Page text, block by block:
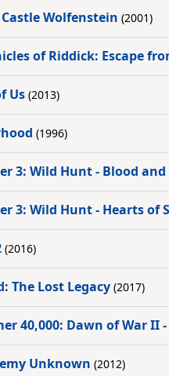
Wolfenstein (2001)
of Riddick: Escape
Us (2013)
(1996)
3: Wild Hunt - Blood and
3: Wild Hunt - Hearts of
(2016)
The Lost Legacy (2017)
40,000: Dawn of War II
Unknown (2012)